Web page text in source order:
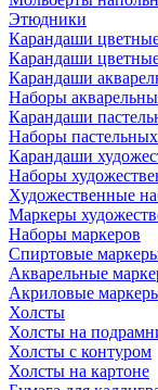
Этюдники
Карандаши
Карандаши
Карандаши
Наборы
Карандаши
Наборы
Карандаши
Наборы
Художественные
Маркеры
Наборы маркеров
Спиртовые
Акварельные
Акриловые
Холсты
Холсты на
Холсты с контуром
Холсты на картоне